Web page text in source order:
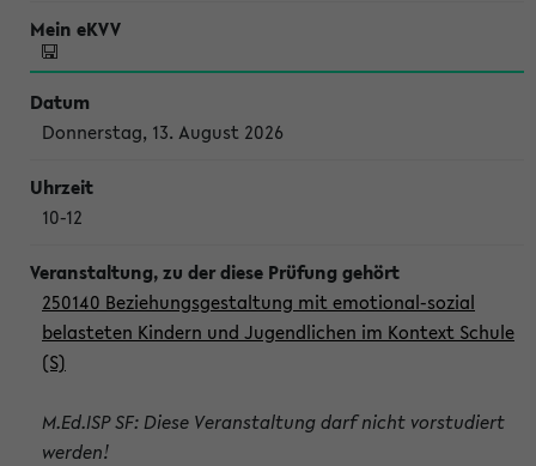
Donnerstag, 13. August 2026
10-12
250140 Beziehungsgestaltung mit emotional-sozial
belasteten Kindern und Jugendlichen im Kontext Schule
(S)
M.Ed.ISP SF: Diese Veranstaltung darf nicht vorstudiert
werden!